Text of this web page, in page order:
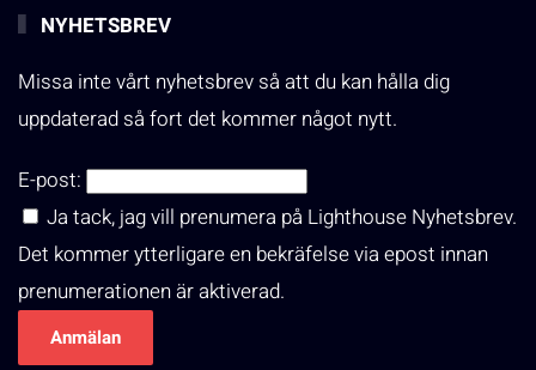
NYHETSBREV
Missa inte vårt nyhetsbrev så att du kan hålla dig
uppdaterad så fort det kommer något nytt.
E-post:
Ja tack, jag vill prenumera på Lighthouse Nyhetsbrev.
Det kommer ytterligare en bekräfelse via epost innan
prenumerationen är aktiverad.